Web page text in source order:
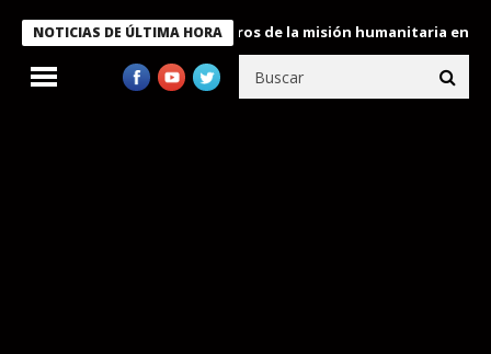
NOTICIAS DE ÚLTIMA HORA
condecora a miembros de la misión humanitaria enviada a